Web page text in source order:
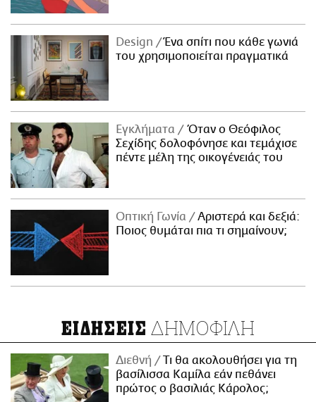
Design
Ένα σπίτι που κάθε γωνιά
του χρησιμοποιείται πραγματικά
Εγκλήματα
Όταν ο Θεόφιλος
Σεχίδης δολοφόνησε και τεμάχισε
πέντε μέλη της οικογένειάς του
Οπτική Γωνία
Αριστερά και δεξιά:
Ποιος θυμάται πια τι σημαίνουν;
ΕΙΔΗΣΕΙΣ ΔΗΜΟΦΙΛΗ
Διεθνή
Τι θα ακολουθήσει για τη
βασίλισσα Καμίλα εάν πεθάνει
πρώτος ο βασιλιάς Κάρολος;